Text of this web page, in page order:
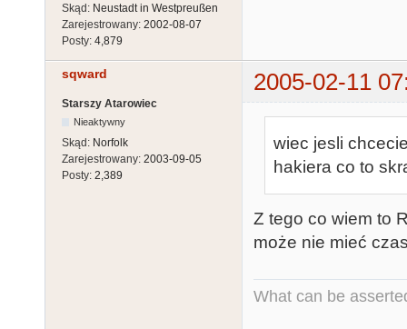
Skąd: Neustadt in Westpreußen
Zarejestrowany: 2002-08-07
Posty: 4,879
sqward 2005-02-11
Starszy Atarowiec
Nieaktywny
Skąd: Norfolk
Zarejestrowany: 2003-09-05
Posty: 2,389
wiec jesli
hakiera co to
Z tego co wiem to
może nie mieć
What can be